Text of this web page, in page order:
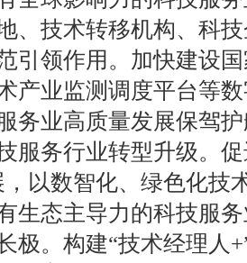
、技术转移机构、科
引领作用。加快建设
产业监测调度平台等
务业高质量发展保驾
务行业转型升级。促
，以数智化、绿色化技
生态主导力的科技服
极。构建“技术经理人